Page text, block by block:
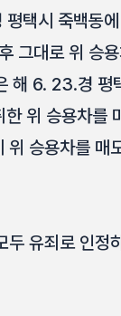
택시 죽백동
그대로 위 승
해 6. 23.경
위 승용차를
위 승용차를
두 유죄로 인정